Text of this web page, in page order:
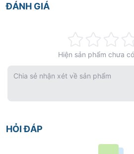
ĐÁNH GIÁ
0%
Hiện sản phẩm chưa
Chia sẻ nhận xét về sản phẩm
HỎI ĐÁP